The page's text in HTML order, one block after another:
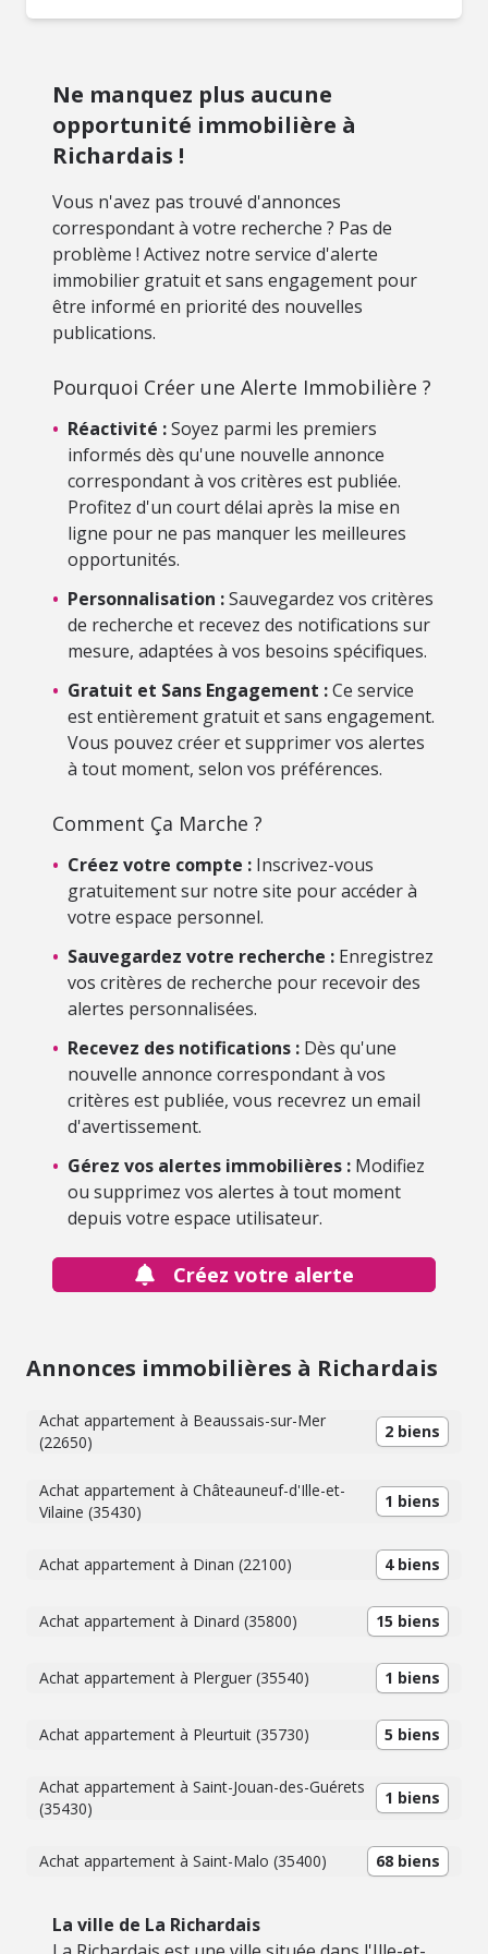
Ne manquez plus aucune
opportunité immobilière à
Richardais !
Vous n'avez pas trouvé d'annonces
correspondant à votre recherche ? Pas de
problème ! Activez notre service d'alerte
immobilier gratuit et sans engagement pour
être informé en priorité des nouvelles
publications.
Pourquoi Créer une Alerte Immobilière ?
• Réactivité :Soyez parmi les premiers
informés dès qu'une nouvelle annonce
correspondant à vos critères est publiée.
Profitez d'un court délai après la mise en
ligne pour ne pas manquer les meilleures
opportunités.
• Personnalisation :Sauvegardez vos critères
de recherche et recevez des notifications sur
mesure, adaptées à vos besoins spécifiques.
• Gratuit et Sans Engagement :Ce service
est entièrement gratuit et sans engagement.
Vous pouvez créer et supprimer vos alertes
à tout moment, selon vos préférences.
Comment Ça Marche ?
• Créez votre compte : Inscrivez-vous
gratuitement sur notre site pour accéder à
votre espace personnel.
• Sauvegardez votre recherche : Enregistrez
vos critères de recherche pour recevoir des
alertes personnalisées.
• Recevez des notifications : Dès qu'une
nouvelle annonce correspondant à vos
critères est publiée, vous recevrez un email
d'avertissement.
• Gérez vos alertes immobilières : Modifiez
ou supprimez vos alertes à tout moment
depuis votre espace utilisateur.
Créez votre alerte
Annonces immobilières à Richardais
Achat appartement à Beaussais-sur-Mer
(22650)
2 biens
Achat appartement à Châteauneuf-d'Ille-et-
Vilaine (35430)
1 biens
Achat appartement à Dinan (22100) 4 biens
Achat appartement à Dinard (35800) 15 biens
Achat appartement à Plerguer (35540) 1 biens
Achat appartement à Pleurtuit (35730) 5 biens
Achat appartement à Saint-Jouan-des-Guérets
(35430)
1 biens
Achat appartement à Saint-Malo (35400) 68 biens
La ville de La Richardais